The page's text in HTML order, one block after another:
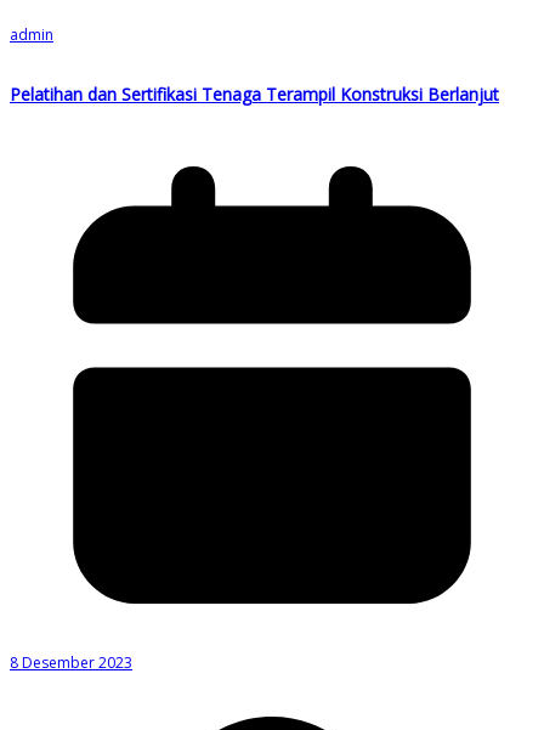
admin
Pelatihan dan Sertifikasi Tenaga Terampil Konstruksi Berlanjut
8 Desember 2023